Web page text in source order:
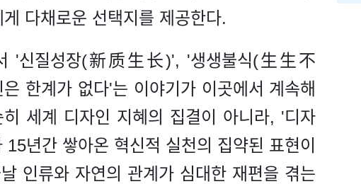
다채로운 선택지를 제공한다.
'신질성장(新质生长)', '생생불식(生生不
한계가 없다'는 이야기가 이곳에서 계속해
세계 디자인 지혜의 집결이 아니라, '디자
년간 쌓아온 혁신적 실천의 집약된 표현이
인류와 자연의 관계가 심대한 재편을 겪는